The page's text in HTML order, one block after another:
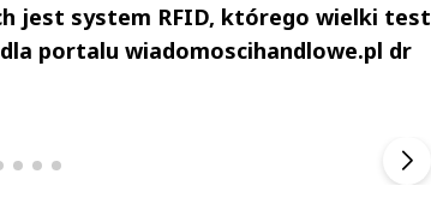
jest system RFID, którego wielki test
portalu wiadomoscihandlowe.pl dr